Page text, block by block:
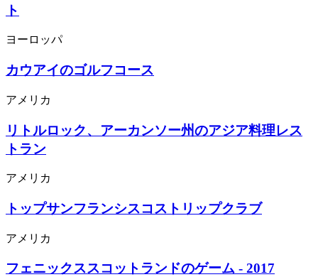
ト
ヨーロッパ
カウアイのゴルフコース
アメリカ
リトルロック、アーカンソー州のアジア料理レス
トラン
アメリカ
トップサンフランシスコストリップクラブ
アメリカ
フェニックススコットランドのゲーム - 2017